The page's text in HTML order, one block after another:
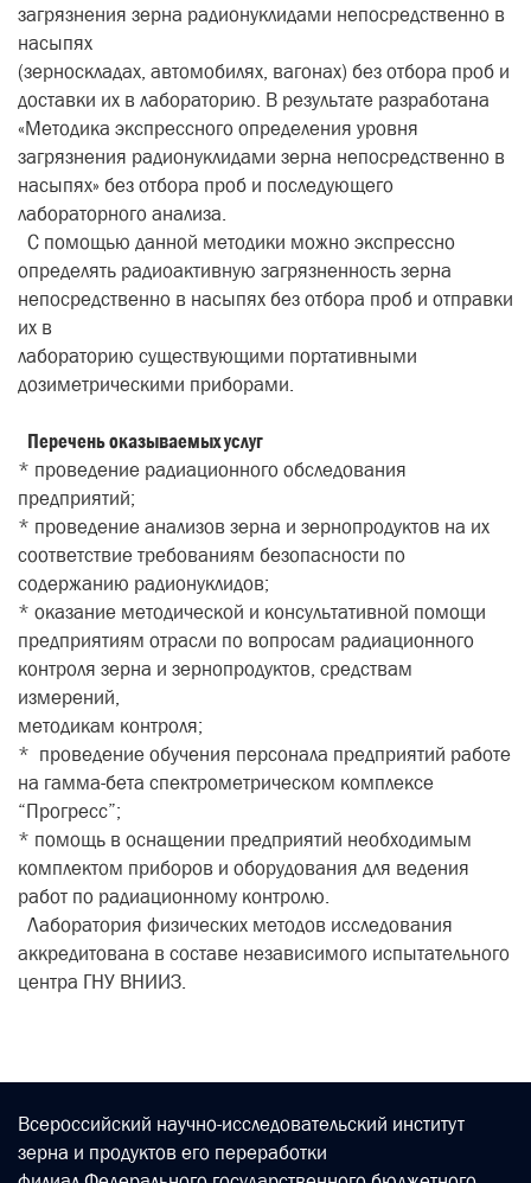
загрязнения зерна радионуклидами непосредственно в
насыпях
(зерноскладах, автомобилях, вагонах) без отбора проб и
доставки их в лабораторию. В результате разработана
«Методика экспрессного определения уровня
загрязнения радионуклидами зерна непосредственно в
насыпях» без отбора проб и последующего
лабораторного анализа.
С помощью данной методики можно экспрессно
определять радиоактивную загрязненность зерна
непосредственно в насыпях без отбора проб и отправки
их в
лабораторию существующими портативными
дозиметрическими приборами.
Перечень оказываемых услуг
* проведение радиационного обследования
предприятий;
* проведение анализов зерна и зернопродуктов на их
соответствие требованиям безопасности по
содержанию радионуклидов;
* оказание методической и консультативной помощи
предприятиям отрасли по вопросам радиационного
контроля зерна и зернопродуктов, средствам
измерений,
методикам контроля;
* проведение обучения персонала предприятий работе
на гамма-бета спектрометрическом комплексе
“Прогресс”;
* помощь в оснащении предприятий необходимым
комплектом приборов и оборудования для ведения
работ по радиационному контролю.
Лаборатория физических методов исследования
аккредитована в составе независимого испытательного
центра ГНУ ВНИИЗ.
Всероссийский научно-исследовательский институт
зерна и продуктов его переработки